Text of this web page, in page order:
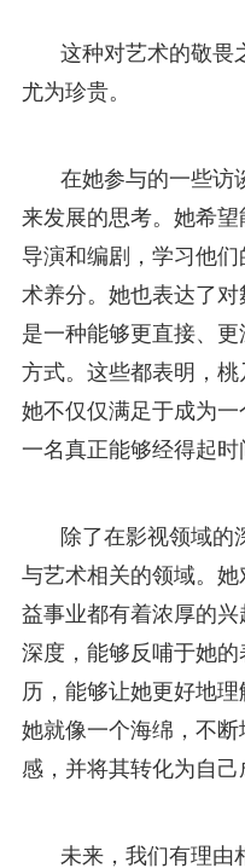
这种对艺术的敬畏
尤为珍贵。
在她参与的一些访
来发展的思考。她希
导演和编剧，学习他
术养分。她也表达了
是一种能够更直接、
方式。这些都表明，桃
她不仅仅满足于成为一
一名真正能够经得起时
除了在影视领域的
与艺术相关的领域。
益事业都有着浓厚的
深度，能够反哺于她
历，能够让她更好地理
她就像一个海绵，不
感，并将其转化为自己
未来，我们有理由